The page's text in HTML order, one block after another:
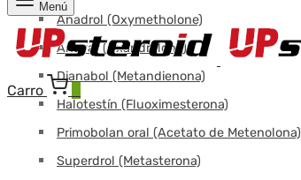
Anadrol (Oxymetholone)
Anavar (Oxandrolona)
Dianabol (Metandienona)
Halotestín (Fluoximesterona)
Primobolan oral (Acetato de Metenolona)
Superdrol (Metasterona)
Menú
Carro